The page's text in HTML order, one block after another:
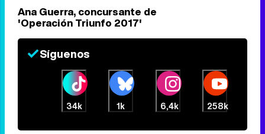
Ana Guerra, concursante de
'Operación Triunfo 2017'
Síguenos
34k 1k 6,4k 258k